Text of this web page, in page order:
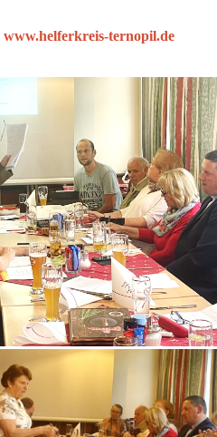
www.helferkreis-ternopil.de